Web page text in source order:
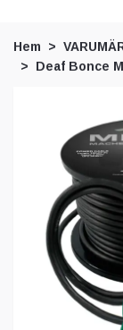
Hem
Deaf Bonce